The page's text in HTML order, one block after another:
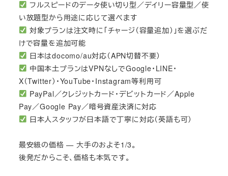
フルスピードのデータ使い切り型／デイリー容量型／使
い放題型から用途に応じて選べます
対象プランは注文時に「チャージ（容量追加）」を選ぶだ
けで容量を追加可能
日本はdocomo/au対応（APN切替不要）
中国本土プランはVPNなしでGoogle・LINE・
X（Twitter）・YouTube・Instagram等利用可
PayPal／クレジットカード・デビットカード／Apple
Pay／Google Pay／暗号資産決済に対応
日本人スタッフが日本語で丁寧に対応（英語も可）
最安級の価格 — 大手のおよそ1/3。
後発だからこそ、価格も本気です。